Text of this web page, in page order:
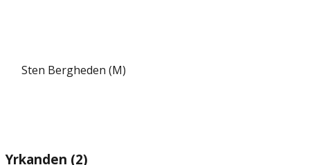
Sten Bergheden (M)
Yrkanden (2)